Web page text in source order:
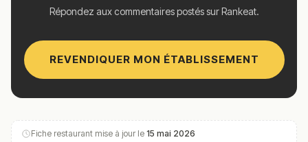
Répondez aux commentaires postés sur Rankeat.
REVENDIQUER MON ÉTABLISSEMENT
Fiche restaurant mise à jour le 15 mai 2026